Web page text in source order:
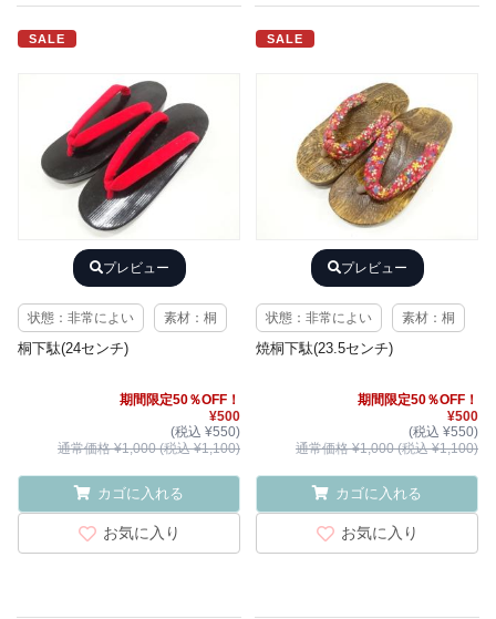
SALE
プレビュー
状態：非常によい 素材：桐
桐下駄(24センチ)
期間限定50％OFF！
¥500
(税込 ¥550)
通常価格 ¥1,000 (税込 ¥1,100)
カゴに入れる
お気に入り
SALE
プレビュー
状態：非常によい 素材：桐
焼桐下駄(23.5センチ)
期間限定50％OFF！
¥500
(税込 ¥550)
通常価格 ¥1,000 (税込 ¥1,100)
カゴに入れる
お気に入り